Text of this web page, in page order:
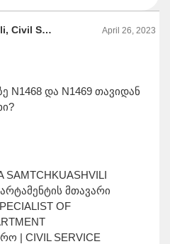
Tea Samchkuashvili, Civil Service Bureau April 26, 2023
N1468 და N1469 თავიდან
SAMTCHKUASHVILI
მთავარი
OF
| CIVIL SERVICE